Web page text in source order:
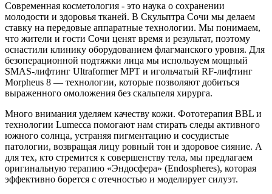
Современная косметология - это наука о сохранении
молодости и здоровья тканей. В Скульптра Сочи мы делаем
ставку на передовые аппаратные технологии. Мы понимаем,
что жители и гости Сочи ценят время и результат, поэтому
оснастили клинику оборудованием флагманского уровня. Для
безоперационной подтяжки лица мы используем мощный
SMAS-лифтинг Ultraformer MPT и игольчатый RF-лифтинг
Morpheus 8 — технологии, которые позволяют добиться
выраженного омоложения без скальпеля хирурга.
Много внимания уделяем качеству кожи. Фототерапия BBL и
технологии Lumecca помогают нам стирать следы активного
южного солнца, устраняя пигментацию и сосудистые
патологии, возвращая лицу ровный тон и здоровое сияние. А
для тех, кто стремится к совершенству тела, мы предлагаем
оригинальную терапию «Эндосфера» (Endospheres), которая
эффективно борется с отечностью и моделирует силуэт.